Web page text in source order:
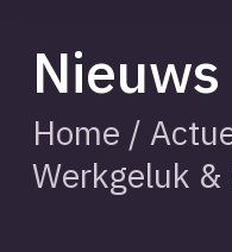
Nieuws
Home /
Werkgeluk &